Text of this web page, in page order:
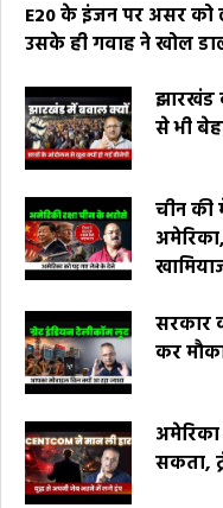
E20 के इंजन पर असर
उसके ही गवाह ने खोल
झारखंड
से भी
चीन की
सरकार
कर
सकता,